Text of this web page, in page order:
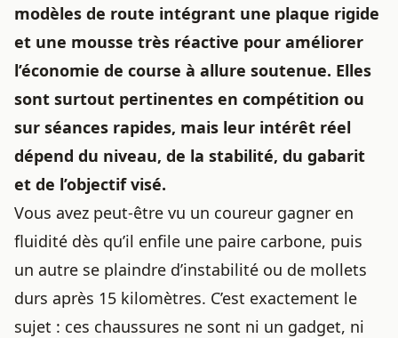
modèles de route intégrant une plaque rigide
et une mousse très réactive pour améliorer
l’économie de course à allure soutenue. Elles
sont surtout pertinentes en compétition ou
sur séances rapides, mais leur intérêt réel
dépend du niveau, de la stabilité, du gabarit
et de l’objectif visé.
Vous avez peut-être vu un coureur gagner en
fluidité dès qu’il enfile une paire carbone, puis
un autre se plaindre d’instabilité ou de mollets
durs après 15 kilomètres. C’est exactement le
sujet : ces chaussures ne sont ni un gadget, ni